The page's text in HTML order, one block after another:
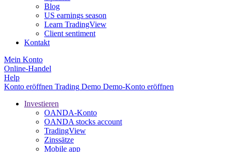
Blog
US earnings season
Learn TradingView
Client sentiment
Kontakt
Mein Konto
Online-Handel
Help
Konto eröffnen Trading Demo Demo-Konto eröffnen
Investieren
OANDA-Konto
OANDA stocks account
TradingView
Zinssätze
Mobile app